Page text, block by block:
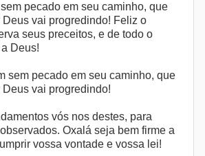
pecado em seu caminho, que
vai progredindo! Feliz o
seus preceitos, e de todo o
Deus!
sem pecado em seu caminho, que
vai progredindo!
vós nos destes, para
Oxalá seja bem firme a
vossa vontade e vossa lei!